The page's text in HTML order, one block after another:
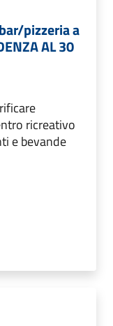
pizzeria a
AL 30
ricreativo
e bevande